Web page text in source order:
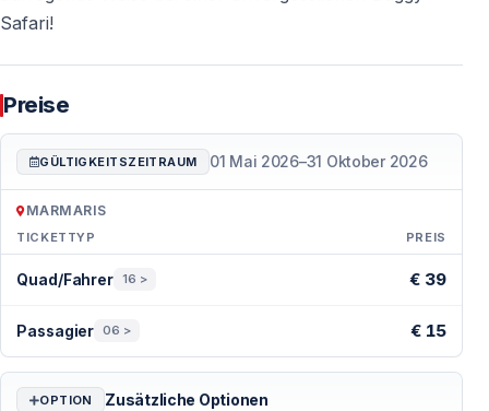
Safari!
Preise
GÜLTIGKEITSZEITRAUM 01 Mai 2026–31 Oktober 2026
MARMARIS
TICKETTYP PREIS
Quad/Fahrer 16 > € 39
Passagier 06 > € 15
OPTION Zusätzliche Optionen